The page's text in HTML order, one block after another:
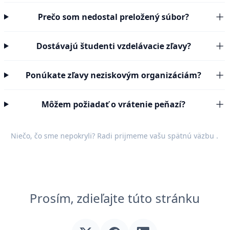
Prečo som nedostal preložený súbor?
Dostávajú študenti vzdelávacie zľavy?
Ponúkate zľavy neziskovým organizáciám?
Môžem požiadať o vrátenie peňazí?
Niečo, čo sme nepokryli? Radi prijmeme vašu spätnú väzbu .
Prosím, zdieľajte túto stránku